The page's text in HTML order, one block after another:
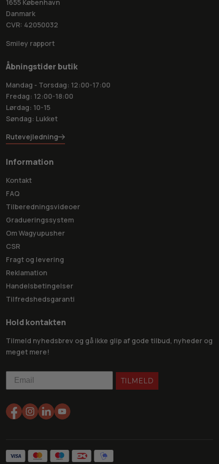
1655 København
Danmark
CVR: 42050032
Smiley rapport
Åbningstider butik
Mandag - Torsdag: 12:00-17:00
Fredag: 12:00-18:00
Lørdag: 10-15
Søndag: Lukket
Rutevejledning
Information
Kontakt
FAQ
Tilberedningsvideoer
Gradueringssystem
Om Wagyupusher
CSR
Fragt og levering
Reklamation
Handelsbetingelser
Tilfredshedsgaranti
Hold kontakten
Tilmeld nyhedsbrev og gå ikke glip af gode tilbud, nyheder og
meget mere!
TILMELD